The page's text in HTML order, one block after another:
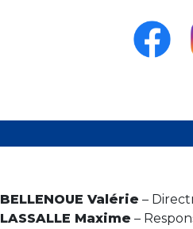
BELLENOUE Valérie –
LASSALLE Maxime –